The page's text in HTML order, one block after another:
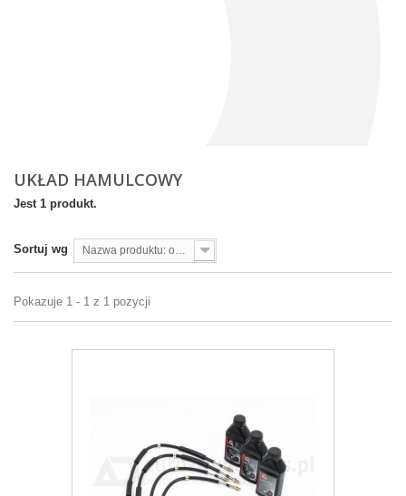
UKŁAD HAMULCOWY
Jest 1 produkt.
Sortuj wg Nazwa produktu: od A do Z
Pokazuje 1 - 1 z 1 pozycji